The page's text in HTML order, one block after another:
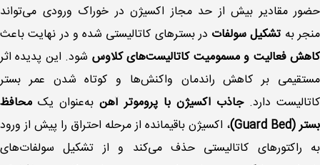
حضور مقادیر بیش از حد مجاز اکسیژن در خوراک ورودی می‌تواند
منجر به تشکیل سولفات‌ در بسترهای کاتالیستی شده و در نهایت باعث
کاهش فعالیت و مسمومیت کاتالیست‌های کلاوس شود. این پدیده اثر
مستقیمی بر کاهش راندمان واکنش‌ها و کوتاه شدن عمر بستر
کاتالیست دارد.جاذب اکسیژن با پروموتر آهن به‌عنوان یک محافظ
بستر (Guard Bed)
، اکسیژن باقیمانده از مرحله احتراق را پیش از ورود
به راکتورهای کاتالیستی حذف می‌کند و از تشکیل سولفات‌های